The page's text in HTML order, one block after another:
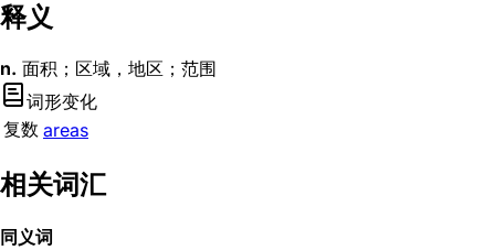
释义
n. 面积；区域，地区；范围
词形变化
复数 areas
相关词汇
同义词